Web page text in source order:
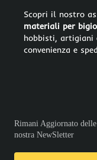
Scopri il nostro
materiali per
hobbisti, artigiani
convenienza e
Rimani Aggiornato
nostra NewSletter